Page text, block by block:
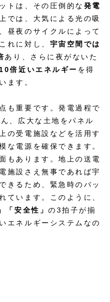
トは、その圧倒的な 発電
では、大気による光の吸
昼夜のサイクルによって
れに対し、 宇宙空間では
あり、さらに夜がないた
倍近いエネルギー を得
ます。
も重要です。発電過程で
、広大な土地をパネル
の受電施設などを活用す
な電源を確保できます。
もあります。地上の送電
施設さえ無事であれば宇
きるため、緊急時のバッ
ています。このように、
「安全性」の3拍子が揃
エネルギーシステムなの